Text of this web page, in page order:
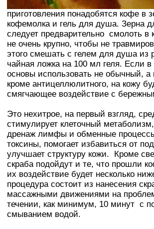
приготовления понадобятся кофе в
кофемолка и гель для душа. Зерна
следует предварительно смолоть в
не очень крупно, чтобы не
этого смешать с гелем для душа из
чайная ложка на 100 мл геля. Если в
основы использовать не обычный, а
кроме антицеллюлитного, на кожу
смягчающее воздействие с
Это нехитрое, на первый взгляд,
стимулирует клеточный
дренаж лимфы и обменные
токсины, помогает избавиться от
улучшает структуру кожи. Кроме
скраба подойдут и те, что прошли
их воздействие будет несколько
процедура состоит из нанесения
массажными движениями на
течении, как минимум, 10 минут с
смыванием водой.